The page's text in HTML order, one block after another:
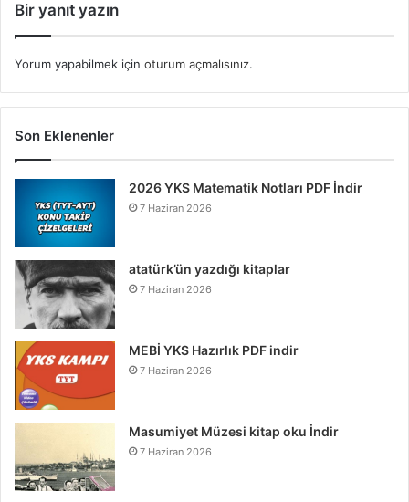
Bir yanıt yazın
Yorum yapabilmek için oturum açmalısınız.
Son Eklenenler
2026 YKS Matematik Notları PDF İndir
7 Haziran 2026
atatürk’ün yazdığı kitaplar
7 Haziran 2026
MEBİ YKS Hazırlık PDF indir
7 Haziran 2026
Masumiyet Müzesi kitap oku İndir
7 Haziran 2026